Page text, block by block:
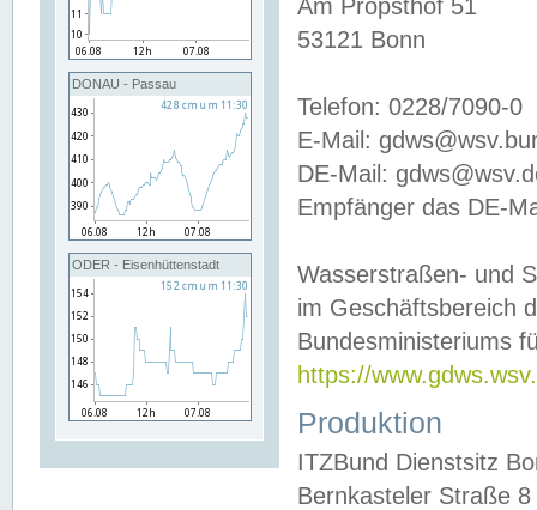
DONAU - Passau
ODER - Eisenhüttenstadt
Am Propsthof 51
53121 Bonn
Telefon: 0228/7090-0
E-Mail:
DE-Mail:
Empfänger das DE-
Wasserstraßen- und
im Geschäftsbereich
Bundesministeriums
https://
Produktion
ITZBund Dienstsitz
Bernkasteler Straße 8